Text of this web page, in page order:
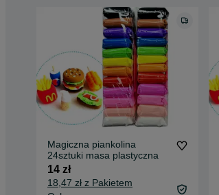
Magiczna piankolina
24sztuki masa plastyczna
14 zł
18,47 zł z Pakietem